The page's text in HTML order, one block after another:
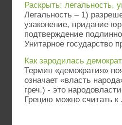
Раскрыть: легальность,
Легальность – 1)
узаконение, придание
подтверждение
Унитарное государство
Как зародилась
Термин «демократия»
означает «власть
греч.) - это
Грецию можно считать к